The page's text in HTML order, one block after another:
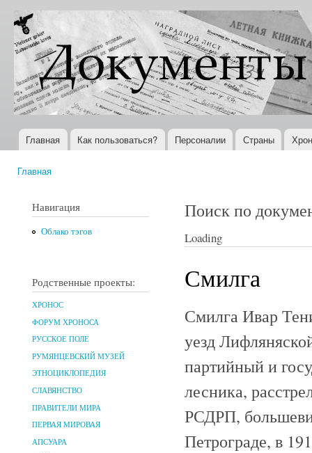
Документы
XX века
Всемирная
история в
Интернете
Главное меню
Главная Как пользоваться? Персоналии Страны
Главная
Навигация
Облако тэгов
Родственные проекты:
ХРОНОС
ФОРУМ ХРОНОСА
РУССКОЕ ПОЛЕ
РУМЯНЦЕВСКИЙ МУЗЕЙ
ЭТНОЦИКЛОПЕДИЯ
СЛАВЯНСТВО
ПРАВИТЕЛИ МИРА
ПЕРВАЯ МИРОВАЯ
АПСУАРА
Поиск по
Loading
Смилга
Смилга Ивар
уезд
партийный и
лесника,
РСДРП,
Петрограде, в